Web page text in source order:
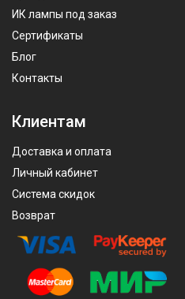
ИК лампы под заказ
Сертификаты
Блог
Контакты
Клиентам
Доставка и оплата
Личный кабинет
Система скидок
Возврат